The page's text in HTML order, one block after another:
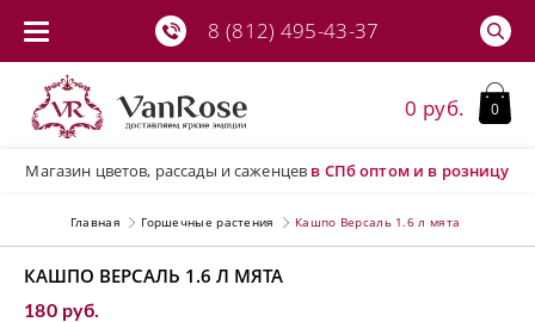
8 (812) 495-43-37
Магазин цветов, рассады и саженцев в СПбоптом и в розницу
0 руб. 0
Главная Горшечные растения Кашпо Версаль 1.6 л мята
КАШПО ВЕРСАЛЬ 1.6 Л МЯТА
180 руб.